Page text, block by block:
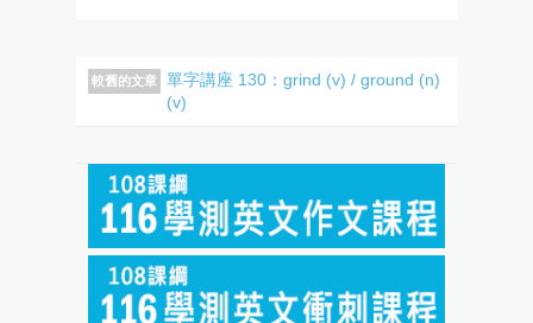
較舊的文章
單字講座 130：grind (v) / ground (n)
(v)